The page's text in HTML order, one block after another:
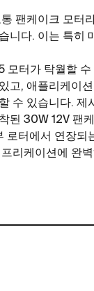
팬케이크 모터
니다. 이는 특히
모터가 탁월할
고, 애플리케이
수 있습니다.
된 30W 12V 팬
로터에서 연장
리케이션에 완